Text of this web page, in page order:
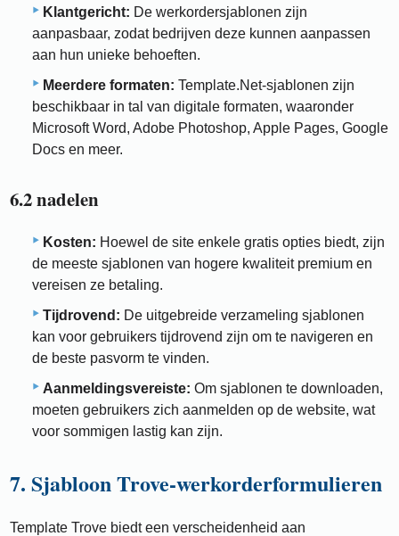
Klantgericht: De werkordersjablonen zijn
aanpasbaar, zodat bedrijven deze kunnen aanpassen
aan hun unieke behoeften.
Meerdere formaten: Template.Net-sjablonen zijn
beschikbaar in tal van digitale formaten, waaronder
Microsoft Word, Adobe Photoshop, Apple Pages, Google
Docs en meer.
6.2 nadelen
Kosten: Hoewel de site enkele gratis opties biedt, zijn
de meeste sjablonen van hogere kwaliteit premium en
vereisen ze betaling.
Tijdrovend: De uitgebreide verzameling sjablonen
kan voor gebruikers tijdrovend zijn om te navigeren en
de beste pasvorm te vinden.
Aanmeldingsvereiste: Om sjablonen te downloaden,
moeten gebruikers zich aanmelden op de website, wat
voor sommigen lastig kan zijn.
7. Sjabloon Trove-werkorderformulieren
Template Trove biedt een verscheidenheid aan